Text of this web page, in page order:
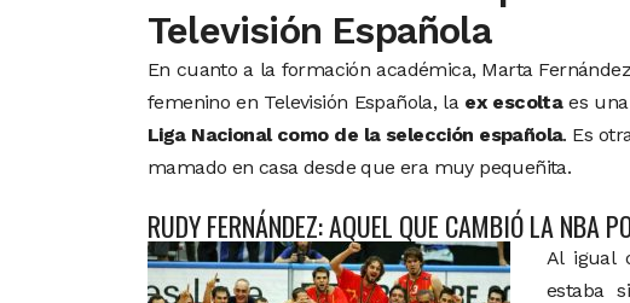
Televisión Española
En cuanto a la formación académica, Marta Fernández
femenino en Televisión Española, la ex escoltaes una
Liga Nacional como de la selección española. Es
mamado en casa desde que era muy pequeñita.
RUDY FERNÁNDEZ: AQUEL QUE CAMBIÓ LA NBA
Al igual
estaba